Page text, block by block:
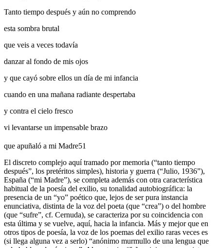
Tanto tiempo después y aún no comprendo
esta sombra brutal
que veis a veces todavía
danzar al fondo de mis ojos
y que cayó sobre ellos un día de mi infancia
cuando en una mañana radiante despertaba
y contra el cielo fresco
vi levantarse un impensable brazo
que apuñaló a mi Madre51
El discreto complejo aquí tramado por memoria (“tanto tiempo
después”, los pretéritos simples), historia y guerra (“Julio, 1936”),
España (“mi Madre”), se completa además con otra característica
habitual de la poesía del exilio, su tonalidad autobiográfica: la
presencia de un “yo” poético que, lejos de ser pura instancia
enunciativa, distinta de la voz del poeta (que “crea”) o del hombre
(que “sufre”, cf. Cernuda), se caracteriza por su coincidencia con
esta última y se vuelve, aquí, hacia la infancia. Más y mejor que en
otros tipos de poesía, la voz de los poemas del exilio raras veces es
(si llega alguna vez a serlo) “anónimo murmullo de una lengua que